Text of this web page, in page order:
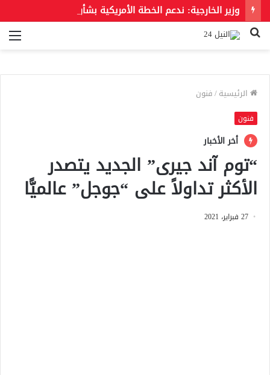
بحث
الرئيسية/فنون
فنون
أخر الأخبار
“توم آند جيرى” الجديد يتصدر
الأكثر تداولاً على “جوجل” عالميًّا
27 فبراير، 2021